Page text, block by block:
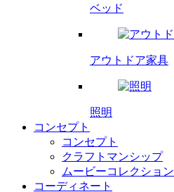
ベッド
アウトドア家具
照明
コンセプト
コンセプト
クラフトマンシップ
ムービーコレクション
コーディネート